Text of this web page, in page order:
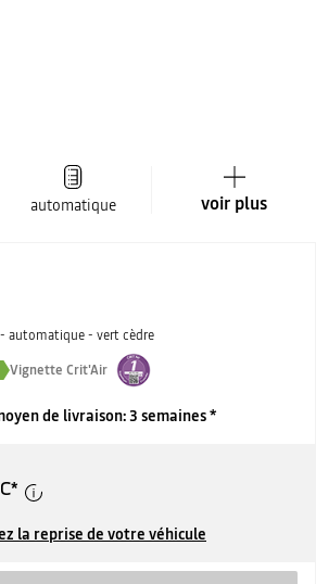
automatique voir plus
automatique - vert cèdre
Vignette Crit'Air
de livraison: 3 semaines *
*
la reprise de votre véhicule